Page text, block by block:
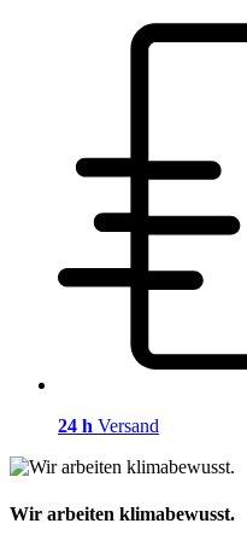
24 h Versand
Wir arbeiten klimabewusst.